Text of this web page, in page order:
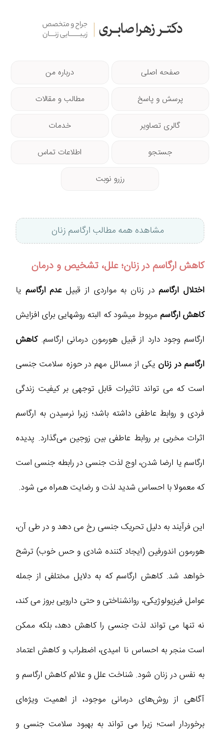
صفحه اصلی درباره من
پرسش و پاسخ مطالب و مقالات
گالری تصاویر خدمات
جستجو اطلاعات تماس
رزرو نوبت
مشاهده همه مطالب ارگاسم زنان
کاهش ارگاسم در زنان؛ علل، تشخیص و درمان
اختلال ارگاسمدر زنان به مواردی از قبیلعدم ارگاسم یا
کاهش ارگاسم مربوط میشود که البته روشهایی برای افزایش
ارگاسم وجود دارد از قبیل هورمون درمانی ارگاسم.کاهش
ارگاسم در زنانیکی از مسائل مهم در حوزه سلامت جنسی
است که می‌ تواند تاثیرات قابل ‌توجهی بر کیفیت زندگی
فردی و روابط عاطفی داشته باشد؛ زیرا نرسیدن به ارگاسم
اثرات مخربی بر روابط عاطفی بین زوجین می‌گذارد. پدیده
ارگاسم یا ارضا شدن، اوج لذت جنسی در رابطه جنسی است
که معمولا با احساس شدید لذت و رضایت همراه می‌ شود.
این فرآیند به دلیل تحریک جنسی رخ می‌ دهد و در طی آن،
هورمون اندورفین (ایجاد کننده شادی و حس خوب) ترشح
خواهد شد. کاهش ارگاسم که به دلایل مختلفی از جمله
عوامل فیزیولوژیکی، روانشناختی و حتی دارویی بروز می ‌کند،
نه تنها می ‌تواند لذت جنسی را کاهش دهد، بلکه ممکن
است منجر به احساس نا امیدی، اضطراب و کاهش اعتماد
به نفس در زنان شود. شناخت علل و علائم کاهش ارگاسم و
آگاهی از روش‌های درمانی موجود، از اهمیت ویژه‌ای
برخوردار است؛ زیرا می ‌تواند به بهبود سلامت جنسی و